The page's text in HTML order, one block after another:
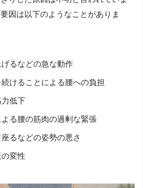
因は以下のようなことがありま
るなどの急な動作
けることによる腰への負担
低下
る腰の筋肉の過剰な緊張
るなどの姿勢の悪さ
変性